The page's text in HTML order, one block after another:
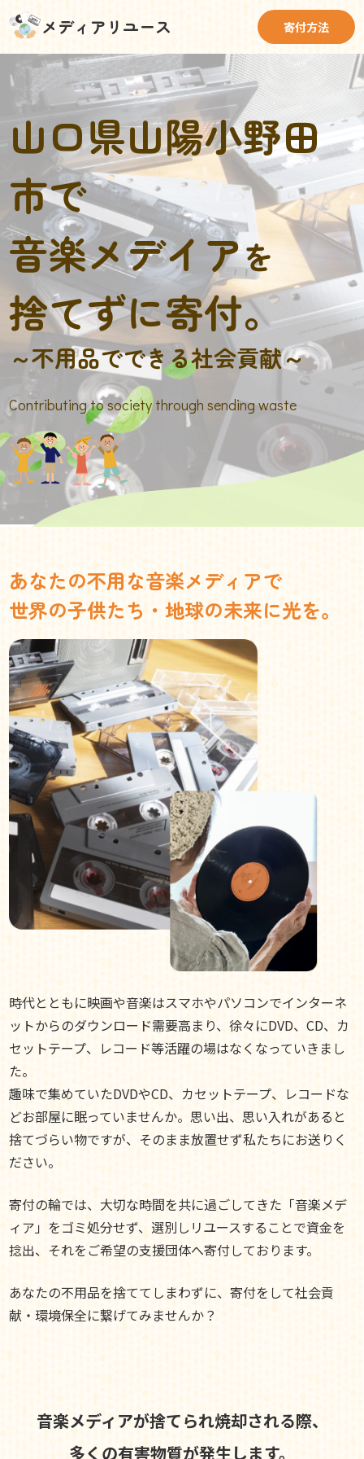
メディアリユース 寄付方法
山口県山陽小野田
市で
音楽メデイアを
捨てずに寄付。
～不用品でできる社会貢献～
Contributing to society through sending waste
あなたの不用な音楽メディアで
世界の子供たち・地球の未来に光を。
時代とともに映画や音楽はスマホやパソコンでインターネ
ットからのダウンロード需要高まり、徐々にDVD、CD、カ
セットテープ、レコード等活躍の場はなくなっていきまし
た。
趣味で集めていたDVDやCD、カセットテープ、レコードな
どお部屋に眠っていませんか。思い出、思い入れがあると
捨てづらい物ですが、そのまま放置せず私たちにお送りく
ださい。
寄付の輪では、大切な時間を共に過ごしてきた「音楽メデ
ィア」をゴミ処分せず、選別しリユースすることで資金を
捻出、それをご希望の支援団体へ寄付しております。
あなたの不用品を捨ててしまわずに、寄付をして社会貢
献・環境保全に繋げてみませんか？
音楽メディアが捨てられ焼却される際、
多くの有害物質が発生します。